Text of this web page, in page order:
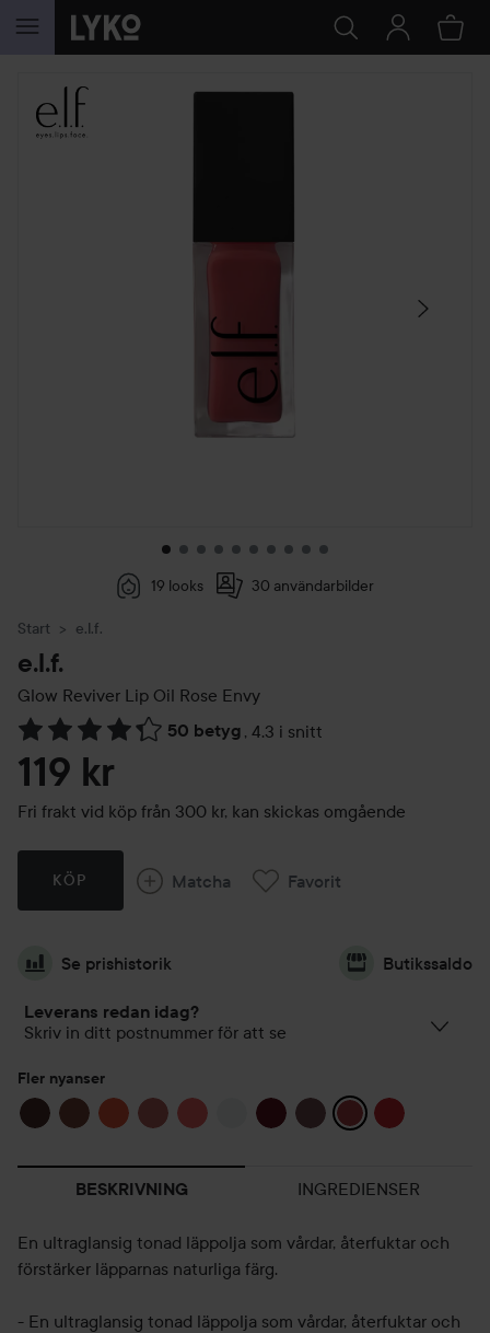
HOPPA TILL INNEHÅLLET
HOPPA ÖVER SEKTIONEN
19 looks 30 användarbilder
Start e.l.f.
e.l.f.
Glow Reviver Lip Oil Rose Envy
50 betyg , 4.3 i snitt
Hoppa till Betyg & kommentarer
119 kr
Fri frakt vid köp från 300 kr, kan skickas omgående
KÖP Matcha Favorit
Se prishistorik Butikssaldo
Leverans redan idag?
Skriv in ditt postnummer för att se
Fler nyanser
BESKRIVNING INGREDIENSER
En ultraglansig tonad läppolja som vårdar, återfuktar och
förstärker läpparnas naturliga färg.
- En ultraglansig tonad läppolja som vårdar, återfuktar och